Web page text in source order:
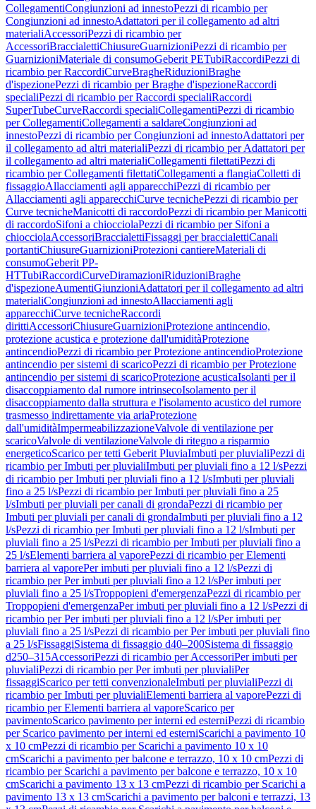
CollegamentiCongiunzioni ad innestoPezzi di ricambio per
Congiunzioni ad innestoAdattatori per il collegamento ad altri
materialiAccessoriPezzi di ricambio per
AccessoriBraccialettiChiusureGuarnizioniPezzi di ricambio per
GuarnizioniMateriale di consumoGeberit PETubiRaccordiPezzi di
ricambio per RaccordiCurveBragheRiduzioniBraghe
d'ispezionePezzi di ricambio per Braghe d'ispezioneRaccordi
specialiPezzi di ricambio per Raccordi specialiRaccordi
SuperTubeCurveRaccordi specialiCollegamentiPezzi di ricambio
per CollegamentiCollegamenti a saldareCongiunzioni ad
innestoPezzi di ricambio per Congiunzioni ad innestoAdattatori per
il collegamento ad altri materialiPezzi di ricambio per Adattatori per
il collegamento ad altri materialiCollegamenti filettatiPezzi di
ricambio per Collegamenti filettatiCollegamenti a flangiaColletti di
fissaggioAllacciamenti agli apparecchiPezzi di ricambio per
Allacciamenti agli apparecchiCurve tecnichePezzi di ricambio per
Curve tecnicheManicotti di raccordoPezzi di ricambio per Manicotti
di raccordoSifoni a chiocciolaPezzi di ricambio per Sifoni a
chiocciolaAccessoriBraccialettiFissaggi per braccialettiCanali
portantiChiusureGuarnizioniProtezioni cantiereMateriali di
consumoGeberit PP-
HTTubiRaccordiCurveDiramazioniRiduzioniBraghe
d'ispezioneAumentiGiunzioniAdattatori per il collegamento ad altri
materialiCongiunzioni ad innestoAllacciamenti agli
apparecchiCurve tecnicheRaccordi
dirittiAccessoriChiusureGuarnizioniProtezione antincendio,
protezione acustica e protezione dall'umiditàProtezione
antincendioPezzi di ricambio per Protezione antincendioProtezione
antincendio per sistemi di scaricoPezzi di ricambio per Protezione
antincendio per sistemi di scaricoProtezione acusticaIsolanti per il
disaccoppiamento dal rumore intrinsecoIsolamento per il
disaccoppiamento dalla struttura e l'isolamento acustico del rumore
trasmesso indirettamente via ariaProtezione
dall'umiditàImpermeabilizzazioneValvole di ventilazione per
scaricoValvole di ventilazioneValvole di ritegno a risparmio
energeticoScarico per tetti Geberit PluviaImbuti per pluvialiPezzi di
ricambio per Imbuti per pluvialiImbuti per pluviali fino a 12 l/sPezzi
di ricambio per Imbuti per pluviali fino a 12 l/sImbuti per pluviali
fino a 25 l/sPezzi di ricambio per Imbuti per pluviali fino a 25
l/sImbuti per pluviali per canali di grondaPezzi di ricambio per
Imbuti per pluviali per canali di grondaImbuti per pluviali fino a 12
l/sPezzi di ricambio per Imbuti per pluviali fino a 12 l/sImbuti per
pluviali fino a 25 l/sPezzi di ricambio per Imbuti per pluviali fino a
25 l/sElementi barriera al vaporePezzi di ricambio per Elementi
barriera al vaporePer imbuti per pluviali fino a 12 l/sPezzi di
ricambio per Per imbuti per pluviali fino a 12 l/sPer imbuti per
pluviali fino a 25 l/sTroppopieni d'emergenzaPezzi di ricambio per
Troppopieni d'emergenzaPer imbuti per pluviali fino a 12 l/sPezzi di
ricambio per Per imbuti per pluviali fino a 12 l/sPer imbuti per
pluviali fino a 25 l/sPezzi di ricambio per Per imbuti per pluviali fino
a 25 l/sFissaggiSistema di fissaggio d40–200Sistema di fissaggio
d250–315AccessoriPezzi di ricambio per AccessoriPer imbuti per
pluvialiPezzi di ricambio per Per imbuti per pluvialiPer
fissaggiScarico per tetti convenzionaleImbuti per pluvialiPezzi di
ricambio per Imbuti per pluvialiElementi barriera al vaporePezzi di
ricambio per Elementi barriera al vaporeScarico per
pavimentoScarico pavimento per interni ed esterniPezzi di ricambio
per Scarico pavimento per interni ed esterniScarichi a pavimento 10
x 10 cmPezzi di ricambio per Scarichi a pavimento 10 x 10
cmScarichi a pavimento per balcone e terrazzo, 10 x 10 cmPezzi di
ricambio per Scarichi a pavimento per balcone e terrazzo, 10 x 10
cmScarichi a pavimento 13 x 13 cmPezzi di ricambio per Scarichi a
pavimento 13 x 13 cmScarichi a pavimento per balconi e terrazzi, 13